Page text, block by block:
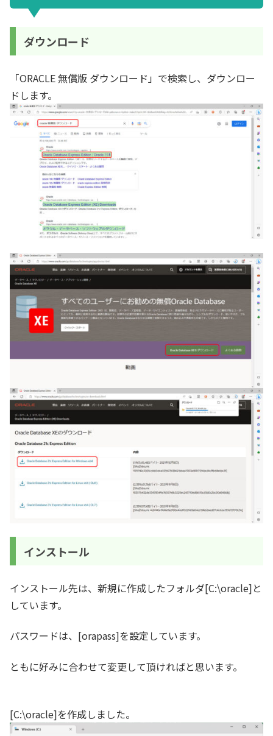
ダウンロード
「ORACLE 無償版 ダウンロード」で検索し、ダウンロー
ドします。
インストール
インストール先は、新規に作成したフォルダ[C:\oracle]と
しています。
パスワードは、[orapass]を設定しています。
ともに好みに合わせて変更して頂ければと思います。
[C:\oracle]を作成しました。